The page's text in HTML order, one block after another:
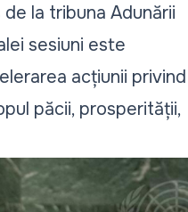
la tribuna Adunării
sesiuni este
acțiunii privind
păcii, prosperității,